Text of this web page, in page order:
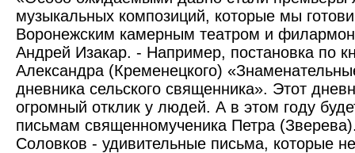
музыкальных композиций, которые мы
Воронежским камерным театром и
Андрей Изакар. - Например, постановка по
Александра (Кременецкого)
дневника сельского священника». Этот
огромный отклик у людей. А в этом году
письмам священномученика Петра
Соловков - удивительные письма, которые